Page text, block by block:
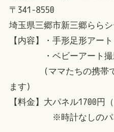
〒341-8550
埼玉県三郷市新三郷らら
【内容】・手形足形アート
・ベビーアート撮影
(ママたちの携帯で自
ます)
【料金】大パネル1700円
※時計なしのパネ